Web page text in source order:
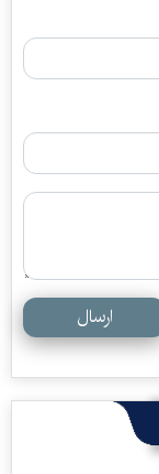
ارسال